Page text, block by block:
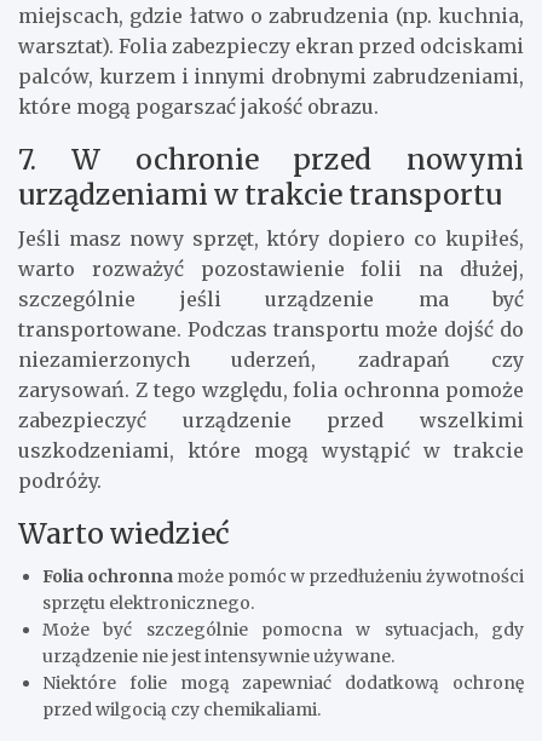
miejscach, gdzie łatwo o zabrudzenia (np. kuchnia,
warsztat). Folia zabezpieczy ekran przed odciskami
palców, kurzem i innymi drobnymi zabrudzeniami,
które mogą pogarszać jakość obrazu.
7. W ochronie przed nowymi
urządzeniami w trakcie transportu
Jeśli masz nowy sprzęt, który dopiero co kupiłeś,
warto rozważyć pozostawienie folii na dłużej,
szczególnie jeśli urządzenie ma być
transportowane. Podczas transportu może dojść do
niezamierzonych uderzeń, zadrapań czy
zarysowań. Z tego względu, folia ochronna pomoże
zabezpieczyć urządzenie przed wszelkimi
uszkodzeniami, które mogą wystąpić w trakcie
podróży.
Warto wiedzieć
Folia ochronna może pomóc w przedłużeniu żywotności
sprzętu elektronicznego.
Może być szczególnie pomocna w sytuacjach, gdy
urządzenie nie jest intensywnie używane.
Niektóre folie mogą zapewniać dodatkową ochronę
przed wilgocią czy chemikaliami.